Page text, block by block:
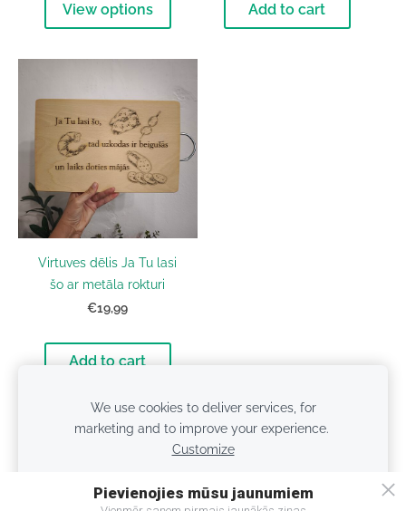
View options Add to cart
Virtuves dēlis Ja Tu lasi
šo ar metāla rokturi
€19,99
Add to cart
We use cookies to deliver services, for
marketing and to improve your experience.
Customize
Accept all